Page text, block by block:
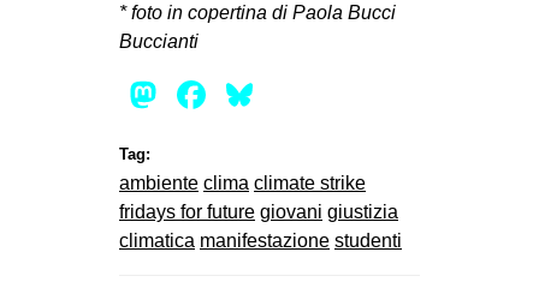
* foto in copertina di Paola Bucci
Buccianti
Mastodon
Facebook
Tag:
ambiente clima climate strike
fridays for future giovani giustizia
climatica manifestazione studenti